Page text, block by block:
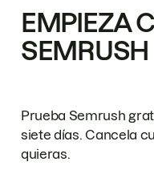
EMPIEZA
SEMRUSH
Prueba Semrush
siete días. Cancela
quieras.